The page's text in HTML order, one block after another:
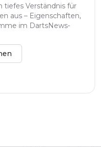
tiefes Verständnis für
aus – Eigenschaften,
im DartsNews-